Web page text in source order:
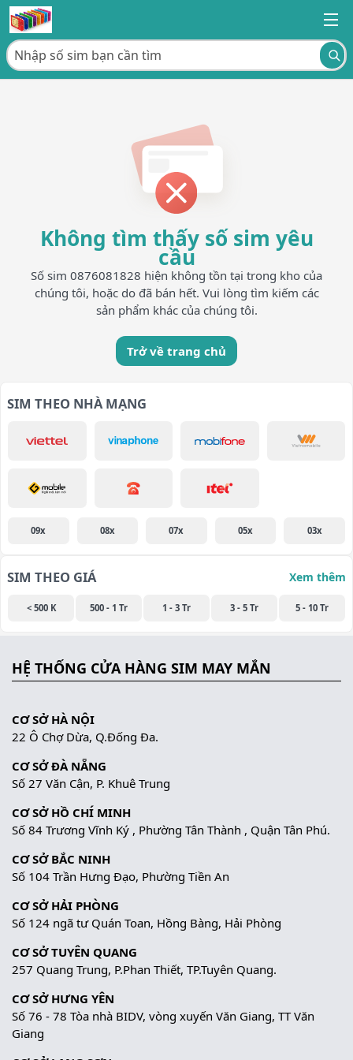
Không tìm thấy số sim yêu
cầu
Số sim 0876081828 hiện không tồn tại trong kho của
chúng tôi, hoặc do đã bán hết. Vui lòng tìm kiếm các
sản phẩm khác của chúng tôi.
Trở về trang chủ
SIM THEO NHÀ MẠNG
09x 08x 07x 05x 03x
SIM THEO GIÁ Xem thêm
< 500 K 500 - 1 Tr 1 - 3 Tr 3 - 5 Tr 5 - 10 Tr
HỆ THỐNG CỬA HÀNG SIM MAY MẮN
CƠ SỞ HÀ NỘI
22 Ô Chợ Dừa, Q.Đống Đa.
CƠ SỞ ĐÀ NẴNG
Số 27 Văn Cận, P. Khuê Trung
CƠ SỞ HỒ CHÍ MINH
Số 84 Trương Vĩnh Ký , Phường Tân Thành , Quận Tân Phú.
CƠ SỞ BẮC NINH
Số 104 Trần Hưng Đạo, Phường Tiền An
CƠ SỞ HẢI PHÒNG
Số 124 ngã tư Quán Toan, Hồng Bàng, Hải Phòng
CƠ SỞ TUYÊN QUANG
257 Quang Trung, P.Phan Thiết, TP.Tuyên Quang.
CƠ SỞ HƯNG YÊN
Số 76 - 78 Tòa nhà BIDV, vòng xuyến Văn Giang, TT Văn
Giang